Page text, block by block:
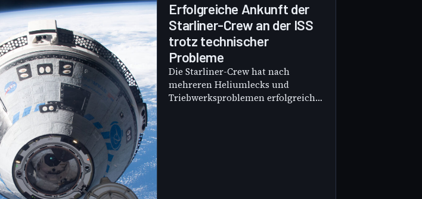
Erfolgreiche Ankunft der
Starliner-Crew an der ISS
trotz technischer
Probleme
Die Starliner-Crew hat nach
mehreren Heliumlecks und
Triebwerksproblemen erfolgreich